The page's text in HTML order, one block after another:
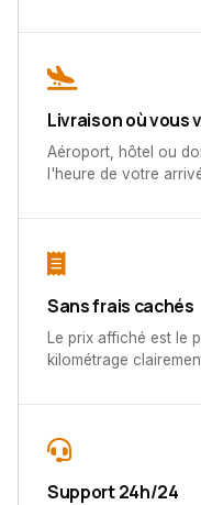
Livraison où vous
Aéroport, hôtel ou
l'heure de votre
Sans frais cachés
Le prix affiché est le
kilométrage
Support 24h/24